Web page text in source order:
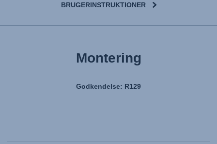
BRUGERINSTRUKTIONER
Montering
Godkendelse: R129